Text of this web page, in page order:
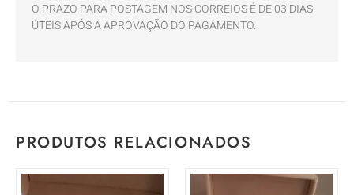
O PRAZO PARA POSTAGEM NOS CORREIOS É DE 03 DIAS
ÚTEIS APÓS A APROVAÇÃO DO PAGAMENTO.
PRODUTOS RELACIONADOS